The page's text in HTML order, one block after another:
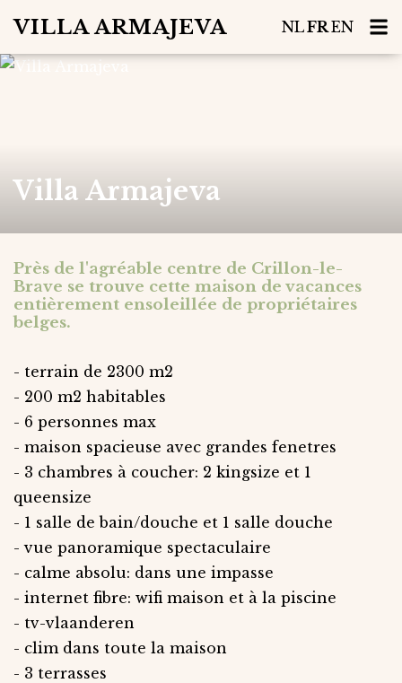
VILLA ARMAJEVA NLFREN
Villa Armajeva
Près de l'agréable centre de Crillon-le-
Brave se trouve cette maison de vacances
entièrement ensoleillée de propriétaires
belges.
- terrain de 2300 m2
- 200 m2 habitables
- 6 personnes max
- maison spacieuse avec grandes fenetres
- 3 chambres à coucher: 2 kingsize et 1
queensize
- 1 salle de bain/douche et 1 salle douche
- vue panoramique spectaculaire
- calme absolu: dans une impasse
- internet fibre: wifi maison et à la piscine
- tv-vlaanderen
- clim dans toute la maison
- 3 terrasses